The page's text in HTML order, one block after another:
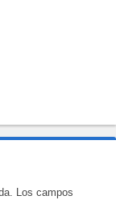
Los campos